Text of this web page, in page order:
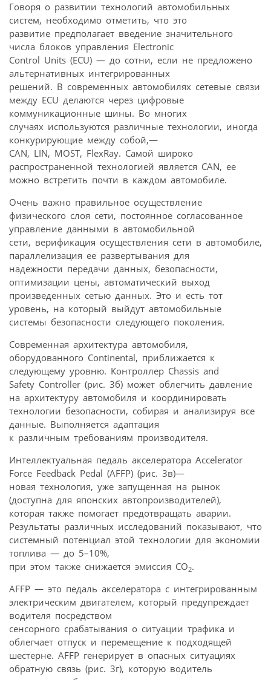
Говоря о развитии технологий автомобильных
систем, необходимо отметить, что это
развитие предполагает введение значительного
числа блоков управления Electronic
Control Units (ECU) — до сотни, если не предложено
альтернативных интегрированных
решений. В современных автомобилях сетевые связи
между ECU делаются через цифровые
коммуникационные шины. Во многих
случаях используются различные технологии, иногда
конкурирующие между собой,—
CAN, LIN, MOST, FlexRay. Самой широко
распространенной технологией является CAN, ее
можно встретить почти в каждом автомобиле.
Очень важно правильное осуществление
физического слоя сети, постоянное согласованное
управление данными в автомобильной
сети, верификация осуществления сети в автомобиле,
параллелизация ее развертывания для
надежности передачи данных, безопасности,
оптимизации цены, автоматический выход
произведенных сетью данных. Это и есть тот
уровень, на который выйдут автомобильные
системы безопасности следующего поколения.
Современная архитектура автомобиля,
оборудованного Continental, приближается к
следующему уровню. Контроллер Chassis and
Safety Controller (рис. 3б) может облегчить давление
на архитектуру автомобиля и координировать
технологии безопасности, собирая и анализируя все
данные. Выполняется адаптация
к различным требованиям производителя.
Интеллектуальная педаль акселератора Accelerator
Force Feedback Pedal (AFFP) (рис. 3в)—
новая технология, уже запущенная на рынок
(доступна для японских автопроизводителей),
которая также помогает предотвращать аварии.
Результаты различных исследований показывают, что
системный потенциал этой технологии для экономии
топлива — до 5–10%,
при этом также снижается эмиссия CO2.
AFFP — это педаль акселератора с интегрированным
электрическим двигателем, который предупреждает
водителя посредством
сенсорного срабатывания о ситуации трафика и
облегчает отпуск и перемещение к подходящей
шестерне. AFFP генерирует в опасных ситуациях
обратную связь (рис. 3г), которую водитель